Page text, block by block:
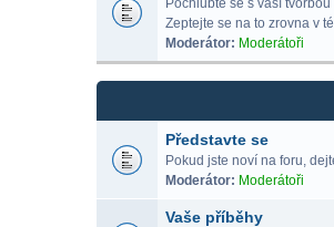
Pochlubte se s vaší
Zeptejte se na to zrovna v
Moderátor: Moderátoři
Představte se
Pokud jste noví na foru,
Moderátor: Moderátoři
Vaše příběhy